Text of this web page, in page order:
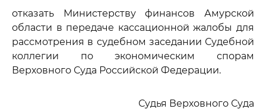
отказать Министерству финансов Амурской
области в передаче кассационной жалобы для
рассмотрения в судебном заседании Судебной
коллегии по экономическим спорам
Верховного Суда Российской Федерации.
Судья Верховного Суда